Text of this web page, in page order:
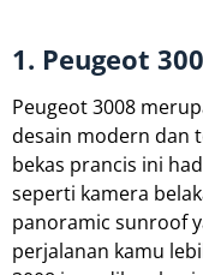
1. Peugeot
Peugeot 3008
desain modern dan
bekas prancis ini
seperti kamera
panoramic sunroof
perjalanan kamu